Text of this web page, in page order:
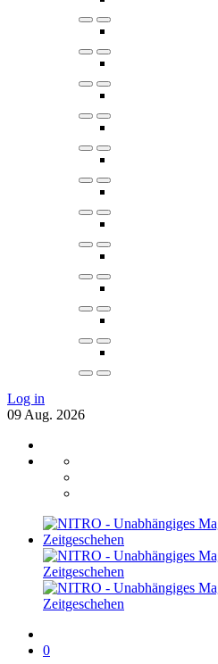
Log in
09 Aug. 2026
0